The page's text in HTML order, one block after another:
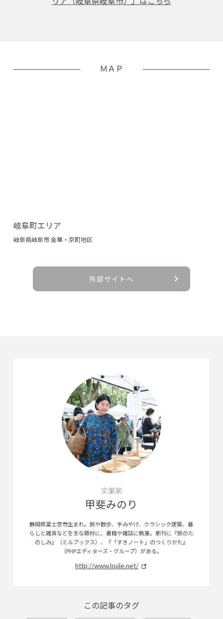
ＭＡＰ
岐阜町エリア
岐阜県岐阜市 金華・京町地区
外部サイトへ
文筆家
甲斐みのり
静岡県富士宮市生まれ。旅や散歩、手みやげ、クラシック建築、暮
らしと雑貨などを主な題材に、書籍や雑誌に執筆。新刊に『旅のた
のしみ』（ミルブックス）、『「すきノート」のつくりかた』
（PHPエディターズ・グループ）がある。
http://www.loule.net/
この記事のタグ